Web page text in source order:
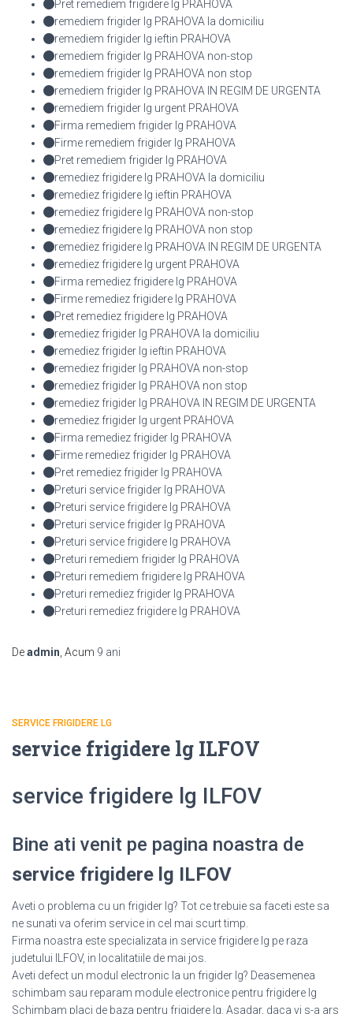
Pret remediem frigidere lg PRAHOVA
remediem frigider lg PRAHOVA la domiciliu
remediem frigider lg ieftin PRAHOVA
remediem frigider lg PRAHOVA non-stop
remediem frigider lg PRAHOVA non stop
remediem frigider lg PRAHOVA IN REGIM DE URGENTA
remediem frigider lg urgent PRAHOVA
Firma remediem frigider lg PRAHOVA
Firme remediem frigider lg PRAHOVA
Pret remediem frigider lg PRAHOVA
remediez frigidere lg PRAHOVA la domiciliu
remediez frigidere lg ieftin PRAHOVA
remediez frigidere lg PRAHOVA non-stop
remediez frigidere lg PRAHOVA non stop
remediez frigidere lg PRAHOVA IN REGIM DE URGENTA
remediez frigidere lg urgent PRAHOVA
Firma remediez frigidere lg PRAHOVA
Firme remediez frigidere lg PRAHOVA
Pret remediez frigidere lg PRAHOVA
remediez frigider lg PRAHOVA la domiciliu
remediez frigider lg ieftin PRAHOVA
remediez frigider lg PRAHOVA non-stop
remediez frigider lg PRAHOVA non stop
remediez frigider lg PRAHOVA IN REGIM DE URGENTA
remediez frigider lg urgent PRAHOVA
Firma remediez frigider lg PRAHOVA
Firme remediez frigider lg PRAHOVA
Pret remediez frigider lg PRAHOVA
Preturi service frigider lg PRAHOVA
Preturi service frigidere lg PRAHOVA
Preturi service frigider lg PRAHOVA
Preturi service frigidere lg PRAHOVA
Preturi remediem frigider lg PRAHOVA
Preturi remediem frigidere lg PRAHOVA
Preturi remediez frigider lg PRAHOVA
Preturi remediez frigidere lg PRAHOVA
Deadmin , Acum 9 ani
SERVICE FRIGIDERE LG
service frigidere lg ILFOV
service frigidere lg ILFOV
Bine ati venit pe pagina noastra de
service frigidere lg ILFOV
Aveti o problema cu un frigider lg? Tot ce trebuie sa faceti este sa
ne sunati va oferim service in cel mai scurt timp.
Firma noastra este specializata in service frigidere lg pe raza
judetului ILFOV, in localitatiile de mai jos.
Aveti defect un modul electronic la un frigider lg? Deasemenea
schimbam sau reparam module electronice pentru frigidere lg
Schimbam placi de baza pentru frigidere lg. Asadar, daca vi s-a ars